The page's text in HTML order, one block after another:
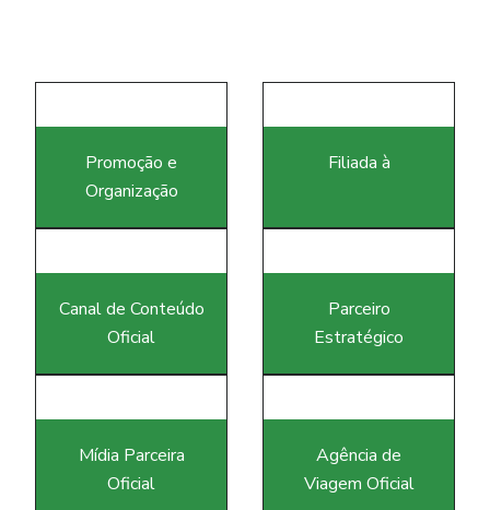
Promoção e
Organização
Filiada à
Canal de Conteúdo
Oficial
Parceiro
Estratégico
Mídia Parceira
Oficial
Agência de
Viagem Oficial